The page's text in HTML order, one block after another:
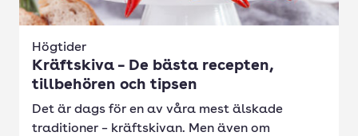
Högtider
Kräftskiva – De bästa recepten,
tillbehören och tipsen
Det är dags för en av våra mest älskade
traditioner – kräftskivan. Men även om